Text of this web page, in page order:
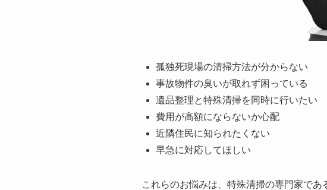
孤独死現場の清掃方法が分からない
事故物件の臭いが取れず困っている
遺品整理と特殊清掃を同時に行いたい
費用が高額にならないか心配
近隣住民に知られたくない
早急に対応してほしい
これらのお悩みは、特殊清掃の専門家であ